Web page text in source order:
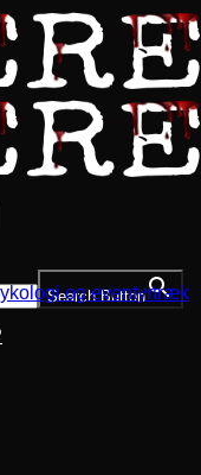
Search Button
og eventyrtræk